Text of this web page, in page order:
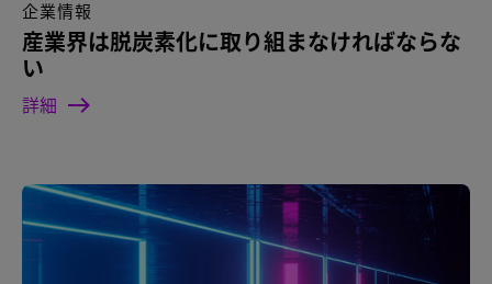
企業情報
産業界は脱炭素化に取り組まなければならな
い
詳細